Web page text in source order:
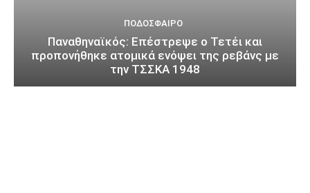
ΠΟΔΌΣΦΑΙΡΟ
Παναθηναϊκός: Επέστρεψε ο Τετέι και
προπονήθηκε ατομικά ενόψει της ρεβάνς με
την ΤΣΣΚΑ 1948